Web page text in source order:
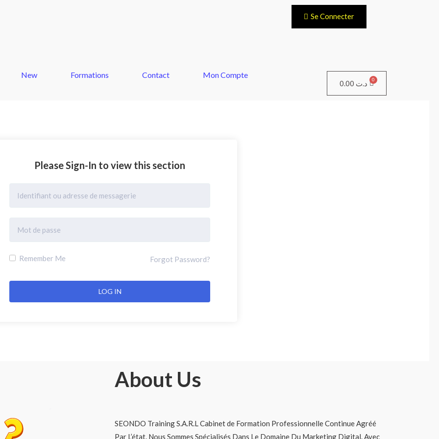
Se Connecter
New Formations Contact Mon Compte
0.00 د.ت Panier
Please Sign-In to view this section
Remember Me Forgot Password?
About Us
SEONDO Training S.A.R.L Cabinet de Formation Professionnelle Continue Agréé
Par L’état. Nous Sommes Spécialisés Dans Le Domaine Du Marketing Digital. Avec